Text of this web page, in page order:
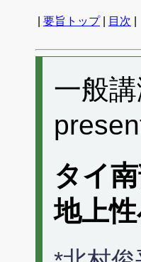
要旨トップ| 目次
一般
タイ
地上